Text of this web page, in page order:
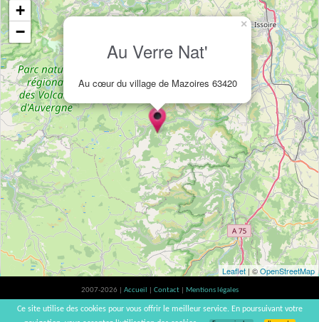
Au Verre Nat'
Au cœur du village de Mazoires 63420
×
+
−
Leaflet | ©OpenStreetMap
2007-2026 | Accueil Contact
Mentions légales
L'abus d'alcool est dangereux pour la santé, à consommer avec modération. |
vinsnaturels | v3.12
Ce site utilise des cookies pour vous offrir le meilleur service. En poursuivant votre